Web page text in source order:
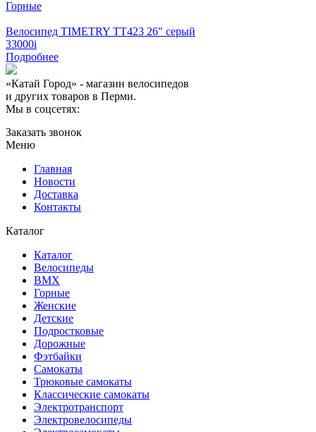
Горные
Велосипед TIMETRY TT423 26" серый
33000i
Подробнее
«Катай Город» - магазин велосипедов
и других товаров в Перми.
Мы в соцсетях:
Заказать звонок
Меню
Главная
Новости
Доставка
Контакты
Каталог
Каталог
Велосипеды
BMX
Горные
Женские
Детские
Подростковые
Дорожные
Фэтбайки
Самокаты
Трюковые самокаты
Классические самокаты
Электротранспорт
Электровелосипеды